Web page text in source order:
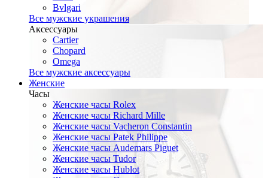
Bvlgari
Все мужские украшения
Аксессуары
Cartier
Chopard
Omega
Все мужские аксессуары
Женские
Часы
Женские часы Rolex
Женские часы Richard Mille
Женские часы Vacheron Constantin
Женские часы Patek Philippe
Женские часы Audemars Piguet
Женские часы Tudor
Женские часы Hublot